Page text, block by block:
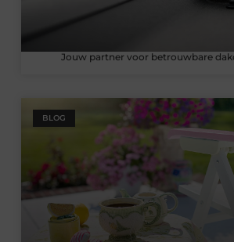
Jouw partner voor betrouwbare
BLOG